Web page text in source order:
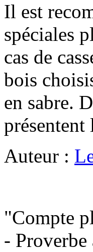
Il est
spéciales
cas de
bois
en sabre.
présentent
Auteur :
"Compte
- Proverbe